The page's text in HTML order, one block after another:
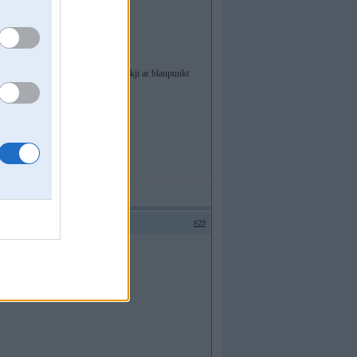
suuknis stradaa labi,recaro benkji ar blaupunkt
#29